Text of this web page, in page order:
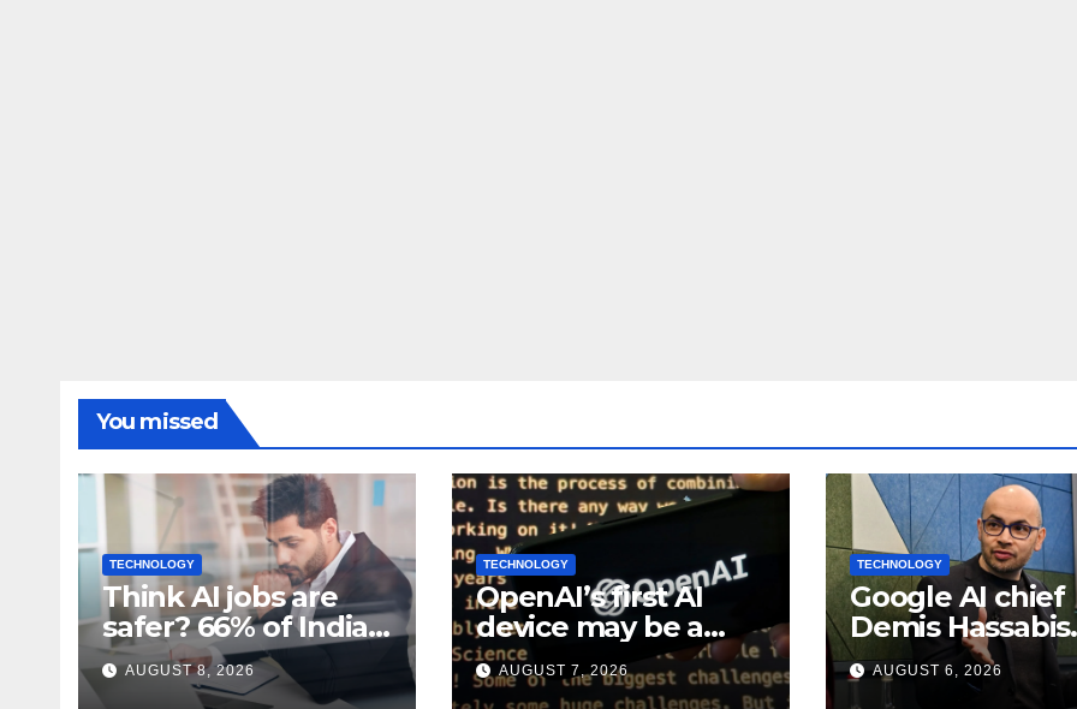
You missed
TECHNOLOGY
Think AI jobs are
safer? 66% of India’s
AI workers expect
layoffs
AUGUST 8, 2026
TECHNOLOGY
OpenAI’s first AI
device may be a
$300 doughnut-
shaped smart
AUGUST 7, 2026
TECHNOLOGY
Google AI chief
Demis Hassabis
becomes
chief scientist in
AUGUST 6, 2026